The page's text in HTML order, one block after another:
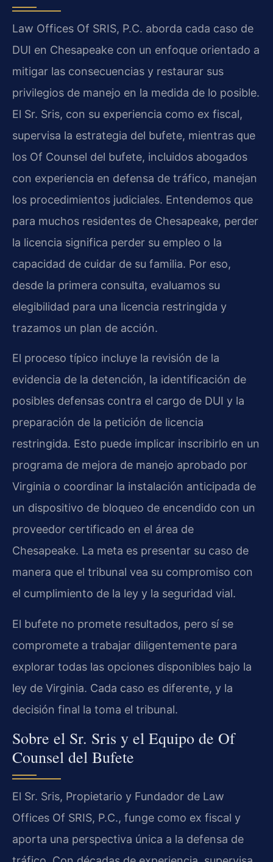
Law Offices Of SRIS, P.C. aborda cada caso de
DUI en Chesapeake con un enfoque orientado a
mitigar las consecuencias y restaurar sus
privilegios de manejo en la medida de lo posible.
El Sr. Sris, con su experiencia como ex fiscal,
supervisa la estrategia del bufete, mientras que
los Of Counsel del bufete, incluidos abogados
con experiencia en defensa de tráfico, manejan
los procedimientos judiciales. Entendemos que
para muchos residentes de Chesapeake, perder
la licencia significa perder su empleo o la
capacidad de cuidar de su familia. Por eso,
desde la primera consulta, evaluamos su
elegibilidad para una licencia restringida y
trazamos un plan de acción.
El proceso típico incluye la revisión de la
evidencia de la detención, la identificación de
posibles defensas contra el cargo de DUI y la
preparación de la petición de licencia
restringida. Esto puede implicar inscribirlo en un
programa de mejora de manejo aprobado por
Virginia o coordinar la instalación anticipada de
un dispositivo de bloqueo de encendido con un
proveedor certificado en el área de
Chesapeake. La meta es presentar su caso de
manera que el tribunal vea su compromiso con
el cumplimiento de la ley y la seguridad vial.
El bufete no promete resultados, pero sí se
compromete a trabajar diligentemente para
explorar todas las opciones disponibles bajo la
ley de Virginia. Cada caso es diferente, y la
decisión final la toma el tribunal.
Sobre el Sr. Sris y el Equipo de Of
Counsel del Bufete
El Sr. Sris, Propietario y Fundador de Law
Offices Of SRIS, P.C., funge como ex fiscal y
aporta una perspectiva única a la defensa de